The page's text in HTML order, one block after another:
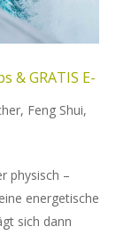
& GRATIS E-
, Feng Shui,
physisch –
energetische
sich dann